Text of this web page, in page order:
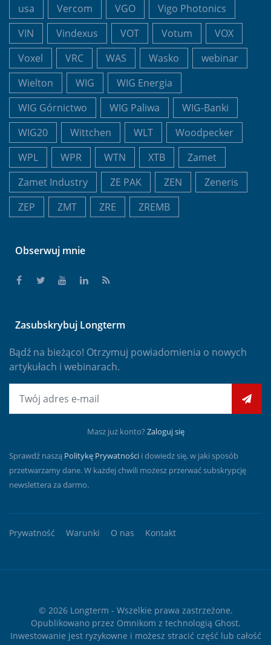
usa
Vercom VGO
Vigo Photonics
VIN
Vindexus VOT Votum
VOX
Voxel
VRC WAS Wasko
webinar
Wielton
WIG
WIG Energia
WIG Górnictwo
WIG Paliwa
WIG-Banki
WIG20
Wittchen WLT
Woodpecker
WPL
WPR WTN XTB
Zamet
Zamet Industry
ZE PAK ZEN
Zeneris
ZEP
ZMT ZRE ZREMB
Obserwuj mnie
Zasubskrybuj Longterm
Bądź na bieżąco! Otrzymuj powiadomienia o nowych
artykułach i webinarach.
Masz już konto? Zaloguj się
Sprawdź naszą Politykę Prywatności i dowiedz się, w jaki sposób
przetwarzamy dane. W każdej chwili możesz przerwać subskrypcję
newslettera za darmo.
Prywatność Warunki O nas Kontakt
© 2026 Longterm - Wszelkie prawa zastrzeżone.
Opublikowano przez Omnikom z technologią Ghost.
Inwestowanie jest ryzykowne i możesz stracić część lub całość